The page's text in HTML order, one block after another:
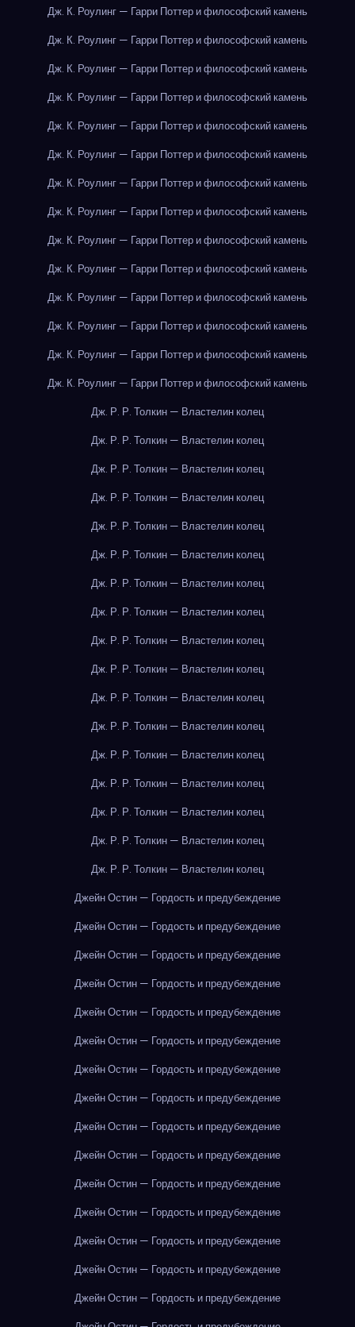
Дж. К. Роулинг — Гарри Поттер и философский камень
Дж. К. Роулинг — Гарри Поттер и философский камень
Дж. К. Роулинг — Гарри Поттер и философский камень
Дж. К. Роулинг — Гарри Поттер и философский камень
Дж. К. Роулинг — Гарри Поттер и философский камень
Дж. К. Роулинг — Гарри Поттер и философский камень
Дж. К. Роулинг — Гарри Поттер и философский камень
Дж. К. Роулинг — Гарри Поттер и философский камень
Дж. К. Роулинг — Гарри Поттер и философский камень
Дж. К. Роулинг — Гарри Поттер и философский камень
Дж. К. Роулинг — Гарри Поттер и философский камень
Дж. К. Роулинг — Гарри Поттер и философский камень
Дж. К. Роулинг — Гарри Поттер и философский камень
Дж. К. Роулинг — Гарри Поттер и философский камень
Дж. Р. Р. Толкин — Властелин колец
Дж. Р. Р. Толкин — Властелин колец
Дж. Р. Р. Толкин — Властелин колец
Дж. Р. Р. Толкин — Властелин колец
Дж. Р. Р. Толкин — Властелин колец
Дж. Р. Р. Толкин — Властелин колец
Дж. Р. Р. Толкин — Властелин колец
Дж. Р. Р. Толкин — Властелин колец
Дж. Р. Р. Толкин — Властелин колец
Дж. Р. Р. Толкин — Властелин колец
Дж. Р. Р. Толкин — Властелин колец
Дж. Р. Р. Толкин — Властелин колец
Дж. Р. Р. Толкин — Властелин колец
Дж. Р. Р. Толкин — Властелин колец
Дж. Р. Р. Толкин — Властелин колец
Дж. Р. Р. Толкин — Властелин колец
Дж. Р. Р. Толкин — Властелин колец
Джейн Остин — Гордость и предубеждение
Джейн Остин — Гордость и предубеждение
Джейн Остин — Гордость и предубеждение
Джейн Остин — Гордость и предубеждение
Джейн Остин — Гордость и предубеждение
Джейн Остин — Гордость и предубеждение
Джейн Остин — Гордость и предубеждение
Джейн Остин — Гордость и предубеждение
Джейн Остин — Гордость и предубеждение
Джейн Остин — Гордость и предубеждение
Джейн Остин — Гордость и предубеждение
Джейн Остин — Гордость и предубеждение
Джейн Остин — Гордость и предубеждение
Джейн Остин — Гордость и предубеждение
Джейн Остин — Гордость и предубеждение